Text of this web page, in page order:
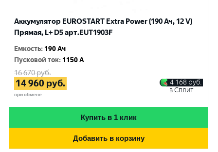
Аккумулятор EUROSTART Extra Power (190 Ач, 12 V)
Прямая, L+ D5 арт.EUT1903F
Емкость: 190 Ач
Пусковой ток: 1150 A
16 670руб.
14 960 руб.
при обмене
4 168 руб.
в Сплит
Купить в 1 клик
Добавить в корзину